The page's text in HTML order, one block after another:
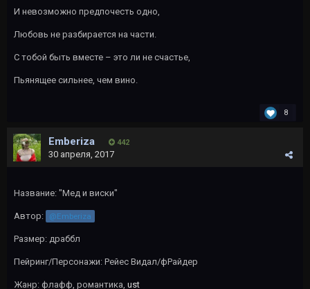
И невозможно предпочесть одно,
Любовь не разбирается на части.
С тобой быть вместе – это ли не счастье,
Пьянящее сильнее, чем вино.
8
Emberiza 442
30 апреля, 2017
Название: "Мед и виски"
Автор: @Emberiza
Размер: драббл
Пейринг/Персонажи: Рейес Видал/фРайдер
Жанр: флафф, романтика, ust